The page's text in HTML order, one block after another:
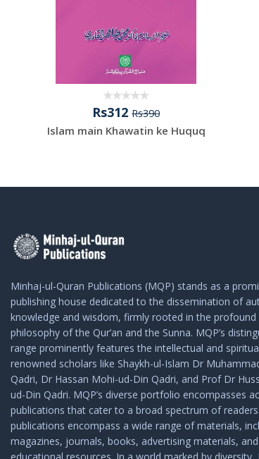
Rs312Rs390
Islam main Khawatin ke Huquq
Minhaj-ul-Quran Publications (MQP) stands as a
publishing house dedicated to the dissemination of
knowledge and wisdom, firmly rooted in the profound
philosophy of the Qur’an and the Sunna. MQP’s
range prominently features the intellectual and
renowned scholars like Shaykh-ul-Islam Dr
Qadri, Dr Hassan Mohi-ud-Din Qadri, and Prof Dr
ud-Din Qadri. MQP’s diverse portfolio encompasses
publications that cater to a broad spectrum of
publications encompass a wide range of materials,
magazines, journals, books, advertising materials, and